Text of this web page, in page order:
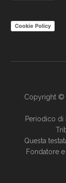
Cookie Policy
Copyright ©
Periodico di
Questa
Fondatore